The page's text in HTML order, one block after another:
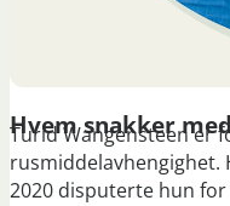
Hvem snakker
Turid Wangensteen er
2020 disputerte hun